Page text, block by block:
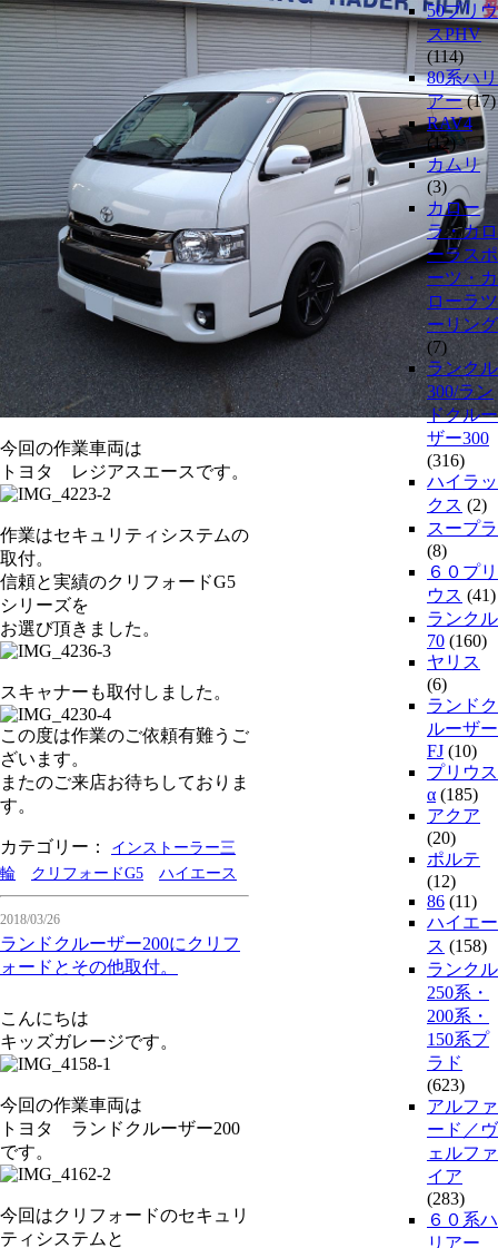
今回の作業車両は
トヨタ レジアスエースです。
作業はセキュリティシステムの
取付。
信頼と実績のクリフォードG5
シリーズを
お選び頂きました。
スキャナーも取付しました。
この度は作業のご依頼有難うご
ざいます。
またのご来店お待ちしておりま
す。
カテゴリー：
インストーラー三
輪
クリフォードG5 ハイエース
2018/03/26
ランドクルーザー200にクリフ
ォードとその他取付。
こんにちは
キッズガレージです。
今回の作業車両は
トヨタ ランドクルーザー200
です。
今回はクリフォードのセキュリ
ティシステムと
50プリウ
スPHV
(114)
80系ハリ
アー(17)
RAV4
(12)
カムリ
(3)
カロー
ラ・カロ
ーラスポ
ーツ・カ
ローラツ
ーリング
(7)
ランクル
300/ラン
ドクルー
ザー300
(316)
ハイラッ
クス (2)
スープラ
(8)
６０プリ
ウス (41)
ランクル
70 (160)
ヤリス
(6)
ランドク
ルーザー
FJ (10)
プリウス
α (185)
アクア
(20)
ポルテ
(12)
86 (11)
ハイエー
ス (158)
ランクル
250系・
200系・
150系プ
ラド
(623)
アルファ
ード／ヴ
ェルファ
イア
(283)
６０系ハ
リアー